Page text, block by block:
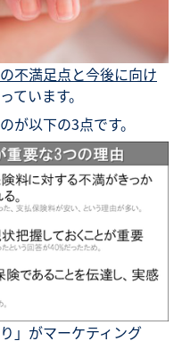
不満足点と今後に向け
ています。
が以下の3点です。
」がマーケティング